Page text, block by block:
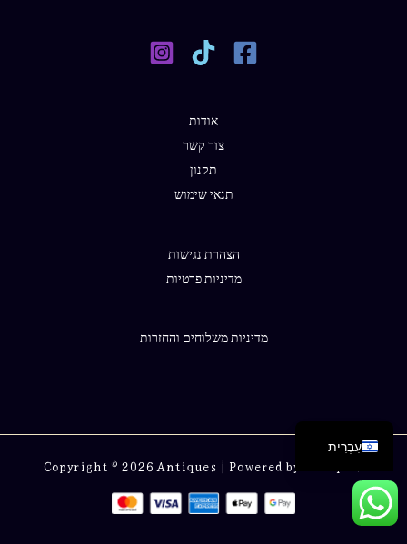
אודות
צור קשר
תקנון
תנאי שימוש
הצהרת נגישות
מדיניות פרטיות
מדיניות משלוחים והחזרות
Copyright © 2026 Antiques | Powered by Antiques
עִבְרִית